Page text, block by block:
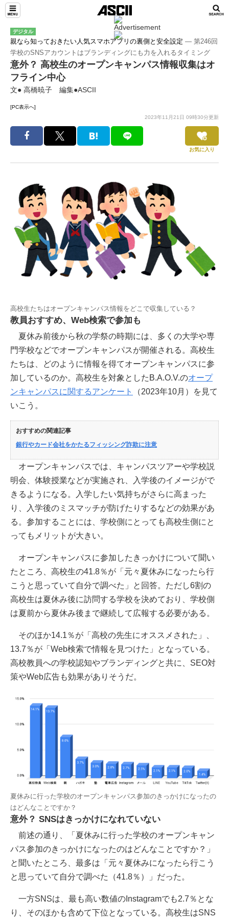
デジタル
親なら知っておきたい人気スマホアプリの裏側と安全設定 ― 第246回
学校のSNSアカウントはブランディングにも力を入れるタイミング
意外？ 高校生のオープンキャンパス情報収集はオ
フライン中心
文● 高橋暁子 編集●ASCII
[PC表示へ]
2023年11月21日 09時30分更新
お気に入り
高校生たちはオープンキャンパス情報をどこで収集している？
教員おすすめ、Web検索で参加も
夏休み前後から秋の学祭の時期には、多くの大学や専
門学校などでオープンキャンパスが開催される。高校生
たちは、どのように情報を得てオープンキャンパスに参
加しているのか。高校生を対象としたB.A.O.V.のオープ
ンキャンパスに関するアンケート
（2023年10月）を見て
いこう。
おすすめの関連記事
銀行やカード会社をかたるフィッシング詐欺に注意
オープンキャンパスでは、キャンパスツアーや学校説
明会、体験授業などが実施され、入学後のイメージがで
きるようになる。入学したい気持ちがさらに高まった
り、入学後のミスマッチが防げたりするなどの効果があ
る。参加することには、学校側にとっても高校生側にと
ってもメリットが大きい。
オープンキャンパスに参加したきっかけについて聞い
たところ、高校生の41.8％が「元々夏休みになったら行
こうと思っていて自分で調べた」と回答。ただし6割の
高校生は夏休み後に訪問する学校を決めており、学校側
は夏前から夏休み後まで継続して広報する必要がある。
そのほか14.1％が「高校の先生にオススメされた」、
13.7％が「Web検索で情報を見つけた」となっている。
高校教員への学校認知やブランディングと共に、SEO対
策やWeb広告も効果がありそうだ。
夏休みに行った学校のオープンキャンパス参加のきっかけになったの
はどんなことですか？
意外？ SNSはきっかけになれていない
前述の通り、「夏休みに行った学校のオープンキャン
パス参加のきっかけになったのはどんなことですか？」
と聞いたところ、最多は「元々夏休みになったら行こう
と思っていて自分で調べた（41.8％）」だった。
一方SNSは、最も高い数値のInstagramでも2.7％とな
り、そのほかも含めて下位となっている。高校生はSNS